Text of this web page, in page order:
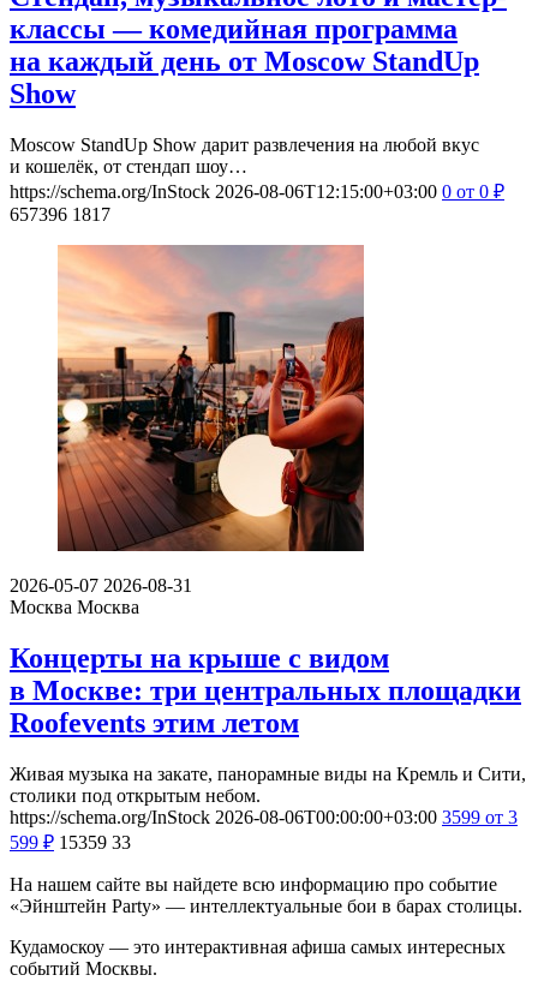
классы — комедийная программа
на каждый день от Moscow StandUp
Show
Moscow StandUp Show дарит развлечения на любой вкус
и кошелёк, от стендап шоу…
https://schema.org/InStock 2026-08-06T12:15:00+03:00 0 от 0 ₽
657396 1817
2026-05-07 2026-08-31
Москва Москва
Концерты на крыше с видом
в Москве: три центральных площадки
Roofevents этим летом
Живая музыка на закате, панорамные виды на Кремль и Сити,
столики под открытым небом.
https://schema.org/InStock 2026-08-06T00:00:00+03:00 3599 от 3
599 ₽ 15359 33
На нашем сайте вы найдете всю информацию про событие
«Эйнштейн Party» — интеллектуальные бои в барах столицы.
Кудамоскоу — это интерактивная афиша самых интересных
событий Москвы.